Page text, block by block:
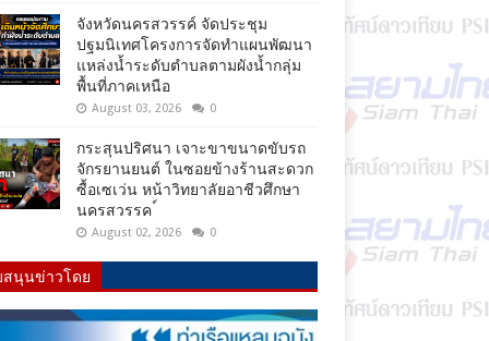
จังหวัดนครสวรรค์ จัดประชุม
ปฐมนิเทศโครงการจัดทำแผนพัฒนา
แหล่งน้ำระดับตำบลตามผังน้ำกลุ่ม
พื้นที่ภาคเหนือ
August 03, 2026 0
กระสุนปริศนา เจาะขาขนาดขับรถ
จักรยานยนต์ ในซอยข้างร้านสะดวก
ซื้อเซเว่น หน้าวิทยาลัยอาชีวศึกษา
นครสวรรค ์
August 02, 2026 0
นุนข่าวโดย